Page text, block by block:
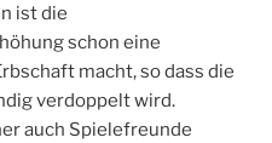
ist die
schon eine
macht, so dass die
verdoppelt wird.
auch Spielefreunde